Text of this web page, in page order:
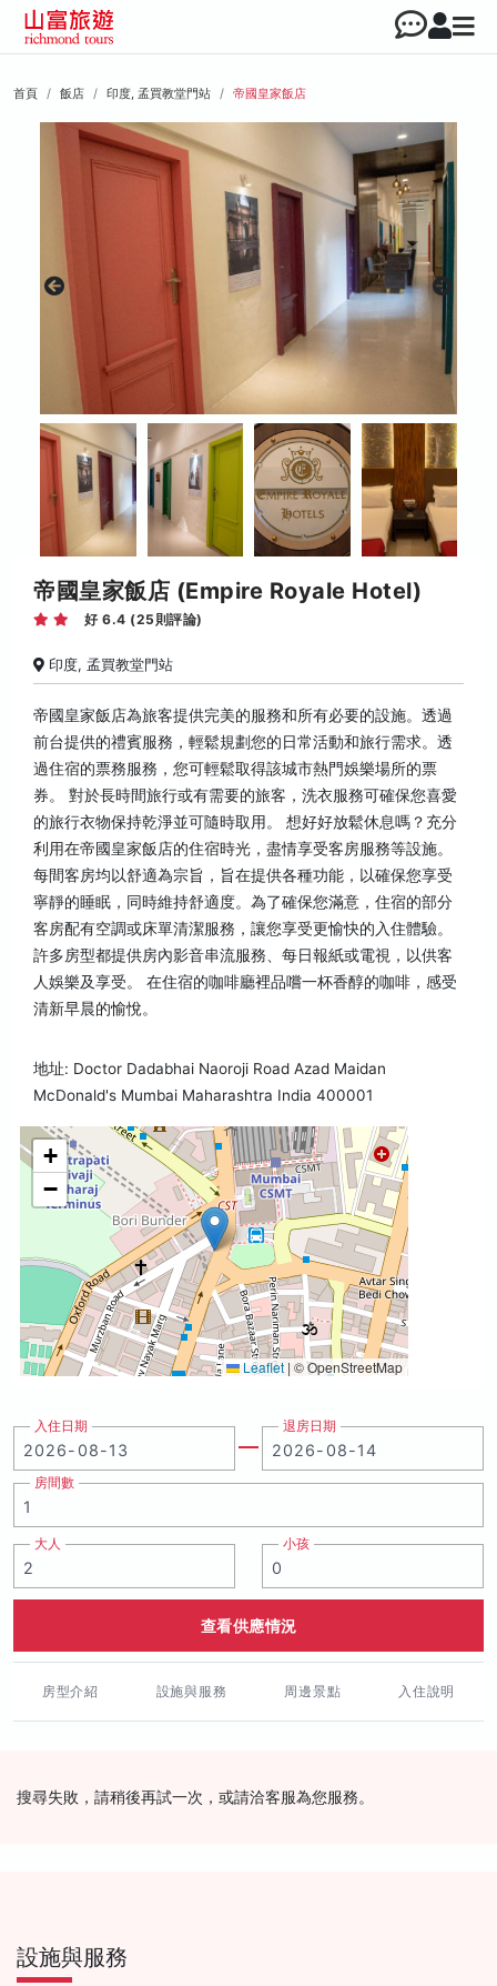
首頁 飯店 印度, 孟買教堂門站 帝國皇家飯店
帝國皇家飯店 (Empire Royale Hotel)
好 6.4 (25則評論)
印度, 孟買教堂門站
帝國皇家飯店為旅客提供完美的服務和所有必要的設施。透過
前台提供的禮賓服務，輕鬆規劃您的日常活動和旅行需求。透
過住宿的票務服務，您可輕鬆取得該城市熱門娛樂場所的票
券。 對於長時間旅行或有需要的旅客，洗衣服務可確保您喜愛
的旅行衣物保持乾淨並可隨時取用。 想好好放鬆休息嗎？充分
利用在帝國皇家飯店的住宿時光，盡情享受客房服務等設施。
每間客房均以舒適為宗旨，旨在提供各種功能，以確保您享受
寧靜的睡眠，同時維持舒適度。為了確保您滿意，住宿的部分
客房配有空調或床單清潔服務，讓您享受更愉快的入住體驗。
許多房型都提供房內影音串流服務、每日報紙或電視，以供客
人娛樂及享受。 在住宿的咖啡廳裡品嚐一杯香醇的咖啡，感受
清新早晨的愉悅。
地址: Doctor Dadabhai Naoroji Road Azad Maidan
McDonald's Mumbai Maharashtra India 400001
+
−
Leaflet | © OpenStreetMap
入住日期 退房日期
房間數
大人 小孩
查看供應情況
房型介紹 設施與服務 周邊景點 入住說明
搜尋失敗，請稍後再試一次，或請洽客服為您服務。
設施與服務